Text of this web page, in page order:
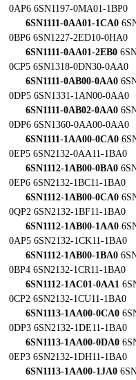
0AP6 6SN1197-0MA01-1BP0
6SN1111-0AA01-1CA0
0BP6 6SN1227-2ED10-0HA0
6SN1111-0AA01-2EB0
0CP5 6SN1318-0DN30-0AA0
6SN1111-0AB00-0AA0
0DP5 6SN1331-1AN00-0AA0
6SN1111-0AB02-0AA0
0DP6 6SN1360-0AA00-0AA0
6SN1111-1AA00-0CA0
0EP5 6SN2132-0AA11-1BA0
6SN1112-1AB00-0BA0
0EP6 6SN2132-1BC11-1BA0
6SN1112-1AB00-0CA0
0QP2 6SN2132-1BF11-1BA0
6SN1112-1AB00-1AA0
0AP5 6SN2132-1CK11-1BA0
6SN1112-1AB00-1BA0
0BP4 6SN2132-1CR11-1BA0
6SN1112-1AC01-0AA1
0CP2 6SN2132-1CU11-1BA0
6SN1113-1AA00-0CA0
0DP3 6SN2132-1DE11-1BA0
6SN1113-1AA00-0DA0
0EP3 6SN2132-1DH11-1BA0
6SN1113-1AA00-1JA0